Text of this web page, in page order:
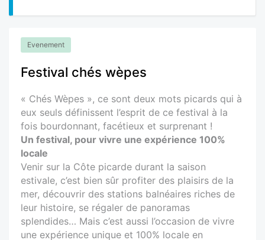
Evenement
Festival chés wèpes
« Chés Wèpes », ce sont deux mots picards qui à
eux seuls définissent l’esprit de ce festival à la
fois bourdonnant, facétieux et surprenant !
Un festival, pour vivre une expérience 100%
locale
Venir sur la Côte picarde durant la saison
estivale, c’est bien sûr profiter des plaisirs de la
mer, découvrir des stations balnéaires riches de
leur histoire, se régaler de panoramas
splendides… Mais c’est aussi l’occasion de vivre
une expérience unique et 100% locale en